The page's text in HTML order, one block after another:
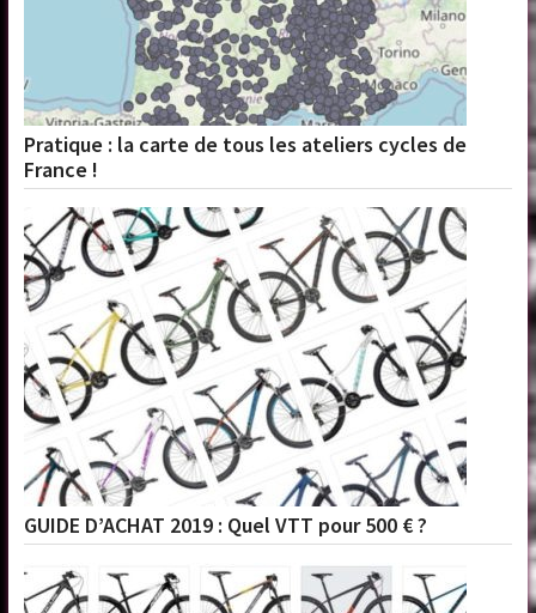
Pratique : la carte de tous les ateliers cycles de
France !
GUIDE D’ACHAT 2019 : Quel VTT pour 500 € ?